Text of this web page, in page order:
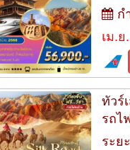
ก
เม.
ทัวร์
รถไ
ระย